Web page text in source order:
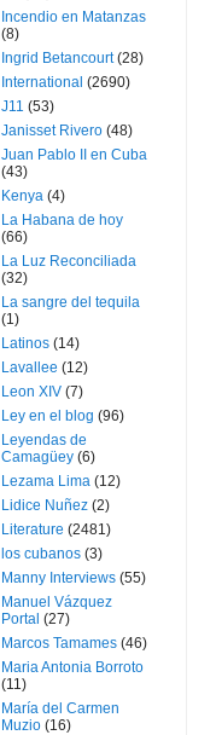
Incendio en Matanzas
(8)
Ingrid Betancourt (28)
International (2690)
J11 (53)
Janisset Rivero (48)
Juan Pablo II en Cuba
(43)
Kenya (4)
La Habana de hoy
(66)
La Luz Reconciliada
(32)
La sangre del tequila
(1)
Latinos (14)
Lavallee (12)
Leon XIV (7)
Ley en el blog (96)
Leyendas de
Camagüey (6)
Lezama Lima (12)
Lidice Nuñez (2)
Literature (2481)
los cubanos (3)
Manny Interviews (55)
Manuel Vázquez
Portal (27)
Marcos Tamames (46)
Maria Antonia Borroto
(11)
María del Carmen
Muzio (16)